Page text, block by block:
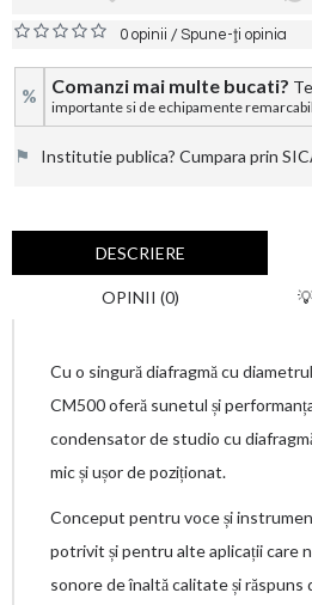
0 opinii /Spune-ţi opinia
% Comanzi mai multe bucati?
importante si de echipamente
⚑ Institutie publica? Cumpara prin
DESCRIERE
OPINII (0)
Cu o singură diafragmă cu
CM500 oferă sunetul și
condensator de studio cu
mic și ușor de poziționat.
Conceput pentru voce și
potrivit și pentru alte aplicații care
sonore de înaltă calitate și răspuns